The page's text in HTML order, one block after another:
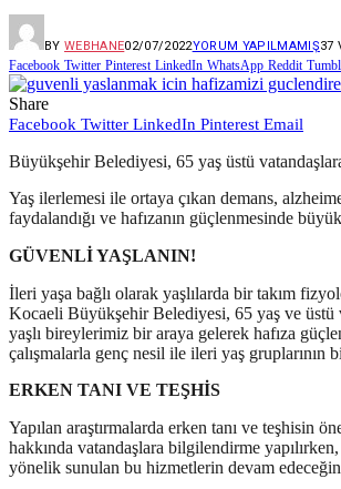
BY WEBHANE02/07/2022YORUM YAPILMAMIŞ37
Facebook Twitter Pinterest LinkedIn WhatsApp Reddit
Share
Facebook Twitter LinkedIn Pinterest Email
Büyükşehir Belediyesi, 65 yaş üstü
Yaş ilerlemesi ile ortaya çıkan demans,
faydalandığı ve hafızanın güçlenmesinde
GÜVENLİ YAŞLANIN!
İleri yaşa bağlı olarak yaşlılarda bir takım
Kocaeli Büyükşehir Belediyesi, 65 yaş ve üstü
yaşlı bireylerimiz bir araya gelerek hafıza
çalışmalarla genç nesil ile ileri yaş
ERKEN TANI VE TEŞHİS
Yapılan araştırmalarda erken tanı ve teşhisin
hakkında vatandaşlara bilgilendirme
yönelik sunulan bu hizmetlerin devam